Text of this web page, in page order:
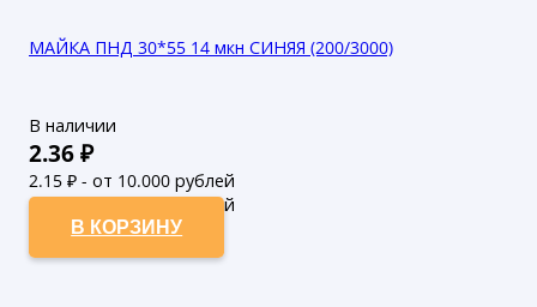
МАЙКА ПНД 30*55 14 мкн СИНЯЯ (200/3000)
В наличии
2.36₽
2.15 ₽ - от 10.000 рублей
1.95₽ - от 50.000 рублей
В КОРЗИНУ